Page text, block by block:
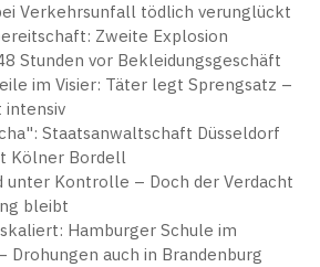
Verkehrsunfall tödlich verunglückt
Zweite Explosion
Stunden vor Bekleidungsgeschäft
im Visier: Täter legt Sprengsatz –
intensiv
Staatsanwaltschaft Düsseldorf
Kölner Bordell
unter Kontrolle – Doch der Verdacht
bleibt
Hamburger Schule im
Drohungen auch in Brandenburg